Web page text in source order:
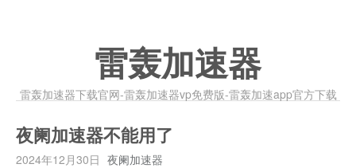
雷轰加速器
雷轰加速器下载官网-雷轰加速器vp免费版-雷轰加速app官方下载
夜阑加速器不能用了
2024年12月30日 夜阑加速器